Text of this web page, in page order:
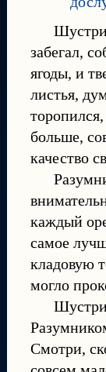
забегал,
ягоды, и
листья,
больше,
качество
каждый
самое
кладовую
могло
Смотри,